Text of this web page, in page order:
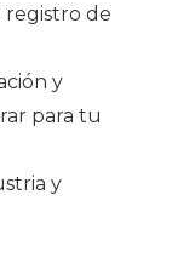
registro de
y
para tu
y